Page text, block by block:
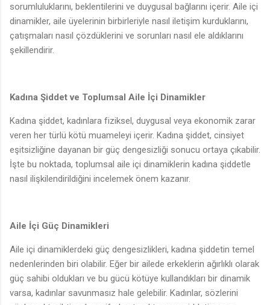
sorumluluklarını, beklentilerini ve duygusal bağlarını içerir. Aile içi
dinamikler, aile üyelerinin birbirleriyle nasıl iletişim kurduklarını,
çatışmaları nasıl çözdüklerini ve sorunları nasıl ele aldıklarını
şekillendirir.
Kadına Şiddet ve Toplumsal Aile İçi Dinamikler
Kadına şiddet, kadınlara fiziksel, duygusal veya ekonomik zarar
veren her türlü kötü muameleyi içerir. Kadına şiddet, cinsiyet
eşitsizliğine dayanan bir güç dengesizliği sonucu ortaya çıkabilir.
İşte bu noktada, toplumsal aile içi dinamiklerin kadına şiddetle
nasıl ilişkilendirildiğini incelemek önem kazanır.
Aile İçi Güç Dinamikleri
Aile içi dinamiklerdeki güç dengesizlikleri, kadına şiddetin temel
nedenlerinden biri olabilir. Eğer bir ailede erkeklerin ağırlıklı olarak
güç sahibi oldukları ve bu gücü kötüye kullandıkları bir dinamik
varsa, kadınlar savunmasız hale gelebilir. Kadınlar, sözlerini